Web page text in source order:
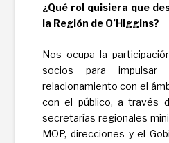
¿Qué rol quisiera que
la Región de O’Higgins?
Nos ocupa la
socios para
relacionamiento con el
con el público, a través
secretarías regionales
MOP, direcciones y el